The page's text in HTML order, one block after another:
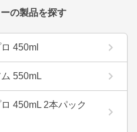
の製品を探す
450ml
550mL
450mL 2本パック